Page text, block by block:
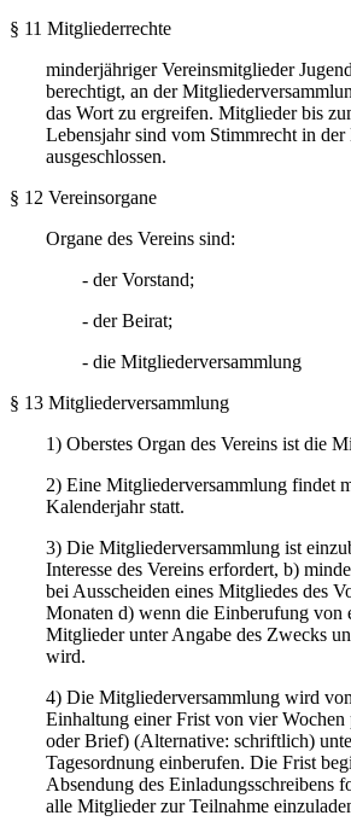
§ 11 Mitgliederrechte
minderjähriger Vereinsmitglieder
berechtigt, an der
das Wort zu ergreifen. Mitglieder bis
Lebensjahr sind vom Stimmrecht in
ausgeschlossen.
§ 12 Vereinsorgane
Organe des Vereins sind:
- der Vorstand;
- der Beirat;
- die Mitgliederversammlung
§ 13 Mitgliederversammlung
1) Oberstes Organ des Vereins ist die
2) Eine Mitgliederversammlung findet
Kalenderjahr statt.
3) Die Mitgliederversammlung ist
Interesse des Vereins erfordert, b)
bei Ausscheiden eines Mitgliedes des
Monaten d) wenn die Einberufung von
Mitglieder unter Angabe des Zwecks
wird.
4) Die Mitgliederversammlung wird
Einhaltung einer Frist von vier
oder Brief) (Alternative: schriftlich)
Tagesordnung einberufen. Die Frist
Absendung des Einladungsschreibens
alle Mitglieder zur Teilnahme